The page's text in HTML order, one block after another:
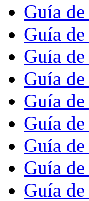
Guía de
Guía
Guía
Guía de
Guía
Guía
Guía
Guía
Guía de